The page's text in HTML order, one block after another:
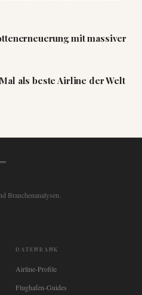
mit massiver
als beste Airline der Welt
Branchenanalysen.
DATENBANK
Airline-Profile
Flughafen-Guides